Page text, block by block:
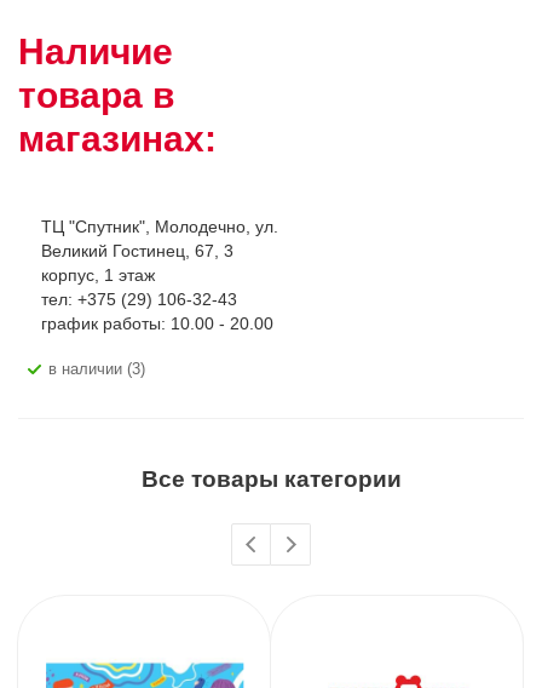
Наличие
товара в
магазинах:
ТЦ "Спутник", Молодечно, ул.
Великий Гостинец, 67, 3
корпус, 1 этаж
тел: +375 (29) 106-32-43
график работы: 10.00 - 20.00
В наличии (3)
Все товары категории